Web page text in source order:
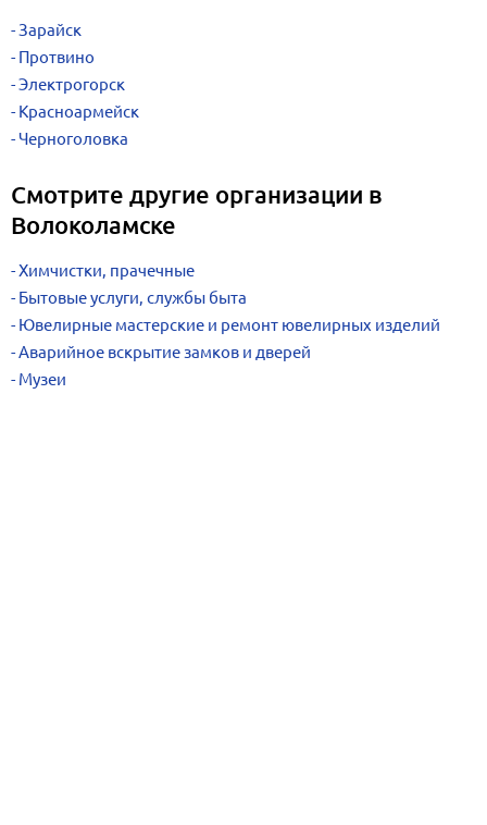
Зарайск
Протвино
Электрогорск
Красноармейск
Черноголовка
Смотрите другие организации в
Волоколамске
Химчистки, прачечные
Бытовые услуги, службы быта
Ювелирные мастерские и ремонт ювелирных изделий
Аварийное вскрытие замков и дверей
Музеи